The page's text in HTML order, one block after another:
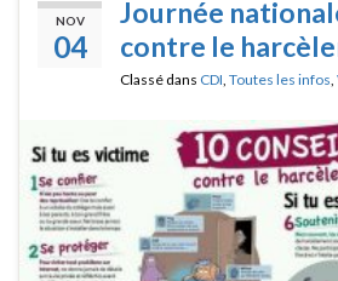
NOV
04
Journée
contre le
Classé dans CDI, Toutes les infos,